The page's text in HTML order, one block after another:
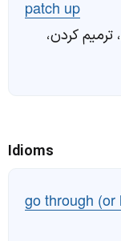
patch up
کردن،
Idioms
go through (or